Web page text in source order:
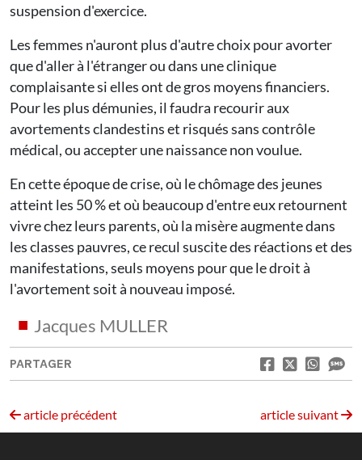
suspension d'exercice.
Les femmes n'auront plus d'autre choix pour avorter
que d'aller à l'étranger ou dans une clinique
complaisante si elles ont de gros moyens financiers.
Pour les plus démunies, il faudra recourir aux
avortements clandestins et risqués sans contrôle
médical, ou accepter une naissance non voulue.
En cette époque de crise, où le chômage des jeunes
atteint les 50 % et où beaucoup d'entre eux retournent
vivre chez leurs parents, où la misère augmente dans
les classes pauvres, ce recul suscite des réactions et des
manifestations, seuls moyens pour que le droit à
l'avortement soit à nouveau imposé.
Jacques MULLER
PARTAGER
article précédent article suivant